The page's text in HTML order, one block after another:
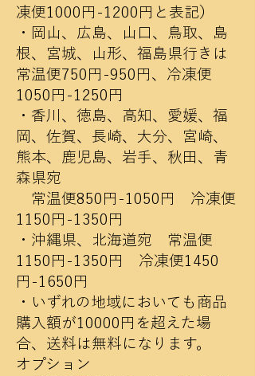
凍便1000円-1200円と表記）
・岡山、広島、山口、鳥取、島
根、宮城、山形、福島県行きは
常温便750円-950円、冷凍便
1050円-1250円
・香川、徳島、高知、愛媛、福
岡、佐賀、長崎、大分、宮崎、
熊本、鹿児島、岩手、秋田、青
森県宛
常温便850円-1050円 冷凍便
1150円-1350円
・ 沖縄県、北海道宛 常温便
1150円-1350円
冷凍便1450
円-1650円
・いずれの地域においても商品
購入額が10000円を超えた場
合、送料は無料になります。​
オプション